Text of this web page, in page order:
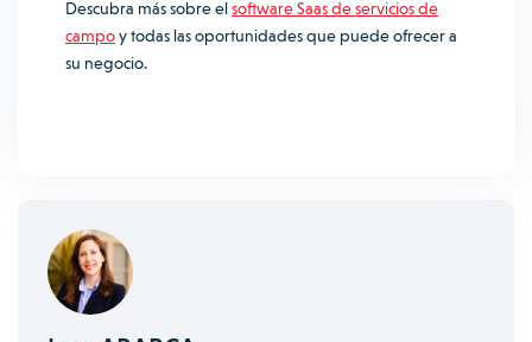
Descubra más sobre elsoftware Saas de servicios de
campoy todas las oportunidades que puede ofrecer a
su negocio.